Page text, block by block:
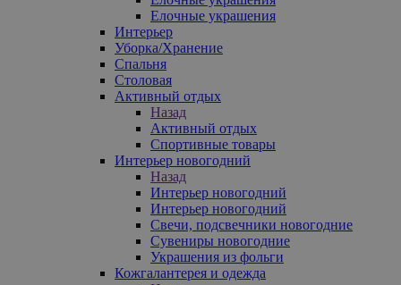
Елочные украшения
Интерьер
Уборка/Хранение
Спальня
Столовая
Активный отдых
Назад
Активный отдых
Спортивные товары
Интерьер новогодний
Назад
Интерьер новогодний
Интерьер новогодний
Свечи, подсвечники новогодние
Сувениры новогодние
Украшения из фольги
Кожгалантерея и одежда